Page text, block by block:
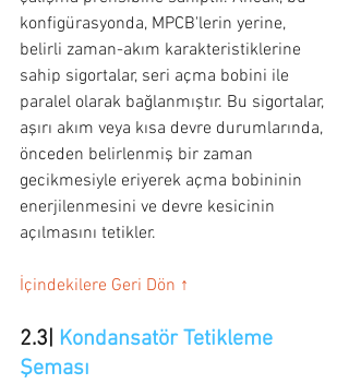
konfigürasyonda, MPCB'lerin yerine,
belirli zaman-akım karakteristiklerine
sahip sigortalar, seri açma bobini ile
paralel olarak bağlanmıştır. Bu sigortalar,
aşırı akım veya kısa devre durumlarında,
önceden belirlenmiş bir zaman
gecikmesiyle eriyerek açma bobininin
enerjilenmesini ve devre kesicinin
açılmasını tetikler.
İçindekilere Geri Dön ↑
2.3| Kondansatör Tetikleme
Şeması